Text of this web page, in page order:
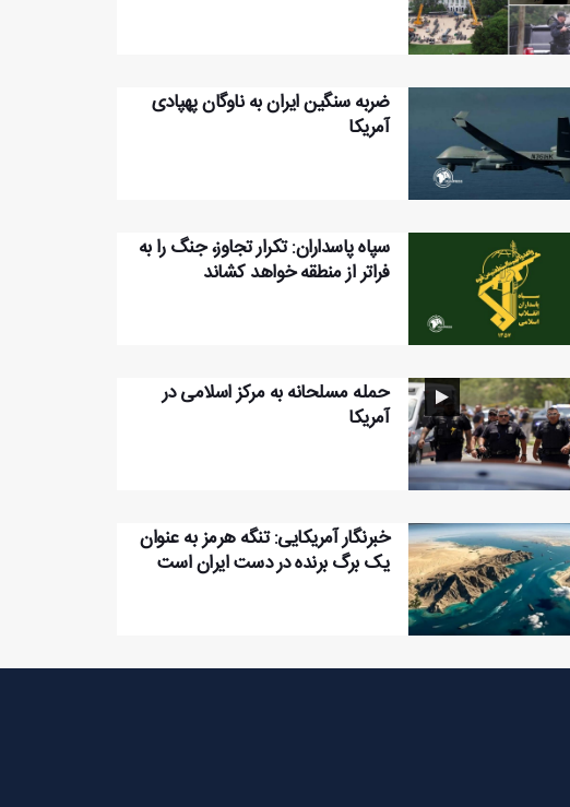
ضربه سنگین ایران به ناوگان پهپادی
آمریکا
سپاه پاسداران: تکرار تجاوز، جنگ را به
فراتر از منطقه خواهد کشاند
حمله مسلحانه به مرکز اسلامی در
آمریکا
خبرنگار آمریکایی: تنگه هرمز به عنوان
یک برگ برنده در دست ایران است